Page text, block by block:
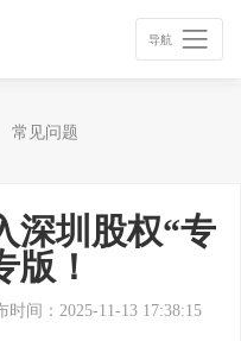
导航
常见问题
深圳股权“专
版！
时间：2025-11-13 17:38:15